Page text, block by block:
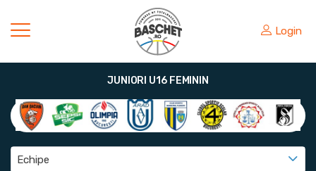
Login
JUNIORI U16 FEMININ
Echipe